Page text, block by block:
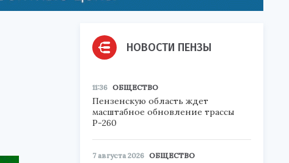
НОВОСТИ ПЕНЗЫ
11:36 ОБЩЕСТВО
Пензенскую область ждет
масштабное обновление трассы
Р-260
7 августа 2026 ОБЩЕСТВО